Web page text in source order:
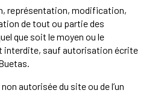
représentation, modification,
de tout ou partie des
que soit le moyen ou le
interdite, sauf autorisation écrite
autorisée du site ou de l’un